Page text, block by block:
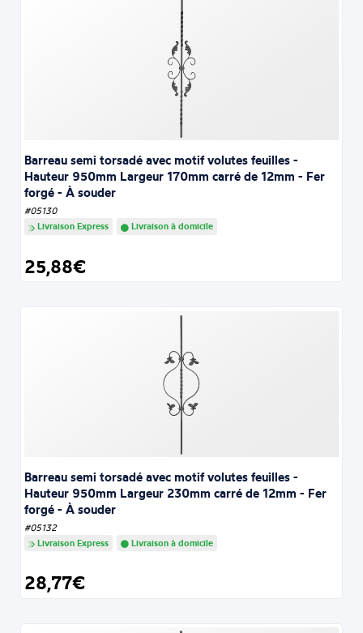
Barreau semi torsadé avec motif volutes feuilles -
Hauteur 950mm Largeur 170mm carré de 12mm - Fer
forgé - À souder
#05130
Livraison Express
Livraison à domicile
25,88€
Barreau semi torsadé avec motif volutes feuilles -
Hauteur 950mm Largeur 230mm carré de 12mm - Fer
forgé - À souder
#05132
Livraison Express
Livraison à domicile
28,77€